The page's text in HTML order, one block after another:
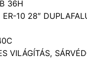
36H
ER-10 28″
VILÁGÍTÁS,